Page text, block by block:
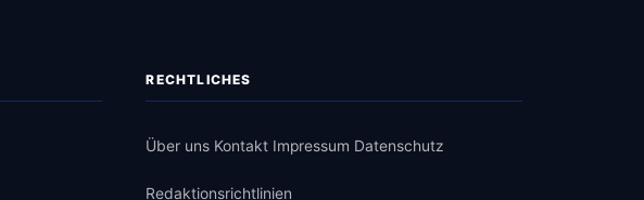
RECHTLICHES
Über uns Kontakt Impressum Datenschutz
Redaktionsrichtlinien